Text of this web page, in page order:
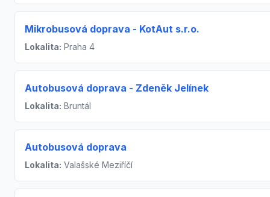
Mikrobusová doprava - KotAut s.r.o.
Lokalita: Praha 4
Autobusová doprava - Zdeněk Jelínek
Lokalita: Bruntál
Autobusová doprava
Lokalita: Valašské Meziříčí